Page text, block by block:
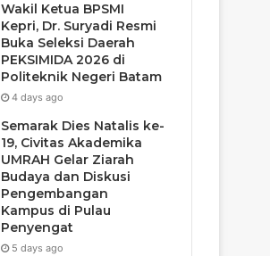
Wakil Ketua BPSMI
Kepri, Dr. Suryadi Resmi
Buka Seleksi Daerah
PEKSIMIDA 2026 di
Politeknik Negeri Batam
4 days ago
Semarak Dies Natalis ke-
19, Civitas Akademika
UMRAH Gelar Ziarah
Budaya dan Diskusi
Pengembangan
Kampus di Pulau
Penyengat
5 days ago